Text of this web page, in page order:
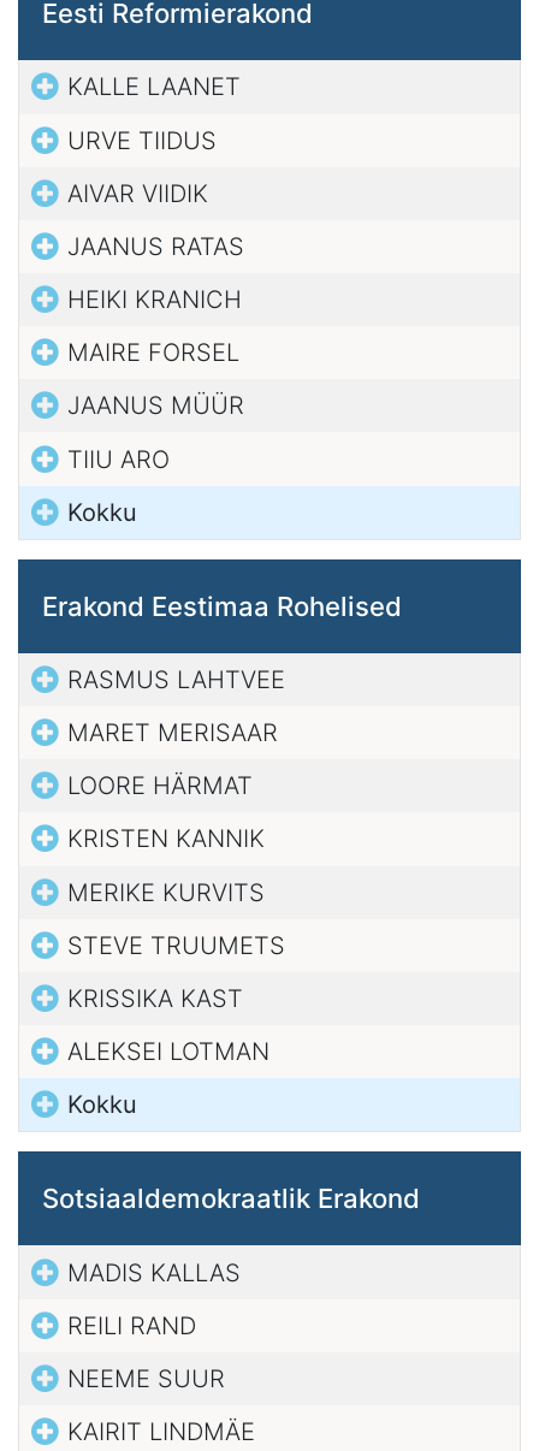
Eesti Reformierakond
KALLE LAANET
URVE TIIDUS
AIVAR VIIDIK
JAANUS RATAS
HEIKI KRANICH
MAIRE FORSEL
JAANUS MÜÜR
TIIU ARO
Kokku
Erakond Eestimaa Rohelised
RASMUS LAHTVEE
MARET MERISAAR
LOORE HÄRMAT
KRISTEN KANNIK
MERIKE KURVITS
STEVE TRUUMETS
KRISSIKA KAST
ALEKSEI LOTMAN
Kokku
Sotsiaaldemokraatlik Erakond
MADIS KALLAS
REILI RAND
NEEME SUUR
KAIRIT LINDMÄE